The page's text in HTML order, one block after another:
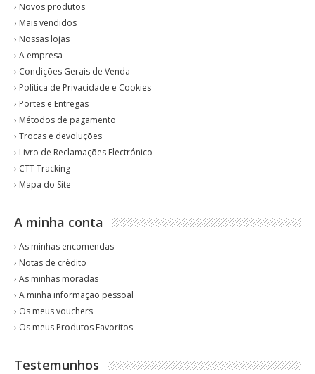
› Novos produtos
› Mais vendidos
› Nossas lojas
› A empresa
› Condições Gerais de Venda
› Política de Privacidade e Cookies
› Portes e Entregas
› Métodos de pagamento
› Trocas e devoluções
› Livro de Reclamações Electrónico
› CTT Tracking
› Mapa do Site
A minha conta
› As minhas encomendas
› Notas de crédito
› As minhas moradas
› A minha informação pessoal
› Os meus vouchers
› Os meus Produtos Favoritos
Testemunhos